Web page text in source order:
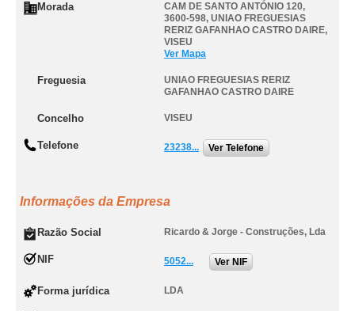
Morada
CAM DE SANTO ANTÓNIO 120,
3600-598, UNIAO FREGUESIAS
RERIZ GAFANHAO CASTRO DAIRE,
VISEU
Ver Mapa
Freguesia
UNIAO FREGUESIAS RERIZ
GAFANHAO CASTRO DAIRE
Concelho VISEU
Telefone 23238... Ver Telefone
Informações da Empresa
Razão Social Ricardo & Jorge - Construções, Lda
NIF 5052... Ver NIF
Forma jurídica LDA